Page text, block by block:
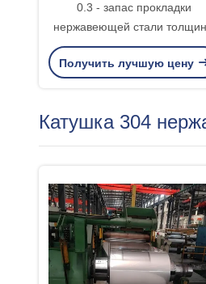
0.3 - запас прокладки
нержавеющей стали
3.0мм, катушка
стали СУС301
Получить лучшую цену
Катушка 304